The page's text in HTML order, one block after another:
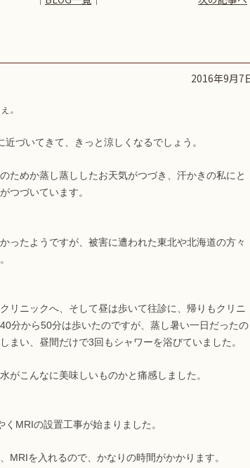
2016年9月7
。
づいてきて、きっと涼しくなるでしょう。
ためか蒸し蒸ししたお天気がつづき、汗かきの私にと
つづいています。
ったようですが、被害に遭われた東北や北海道の方々
リニックへ、そして昼は歩いて往診に、帰りもクリニ
分から50分は歩いたのですが、蒸し暑い一日だったの
まい、昼間だけで3回もシャワーを浴びていました。
がこんなに美味しいものかと痛感しました。
MRIの設置工事が始まりました。
MRIを入れるので、かなりの時間がかかります。